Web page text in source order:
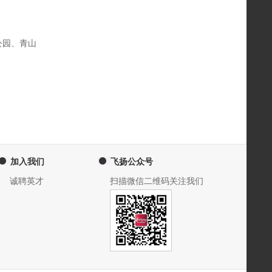
、青山
加入我们
诚聘英才
飞扬公众号
扫描微信二维码关注我们